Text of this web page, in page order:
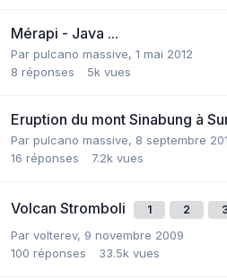
Mérapi - Java ...
Par pulcano massive, 1 mai 2012
8 réponses 5k vues
Eruption du mont Sinabung à
Par pulcano massive, 8 septembre
16 réponses 7.2k vues
Volcan Stromboli 1 2
Par volterev, 9 novembre 2009
100 réponses 33.5k vues